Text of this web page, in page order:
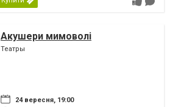
Акушери мимоволі
Театры
24 вересня, 19:00